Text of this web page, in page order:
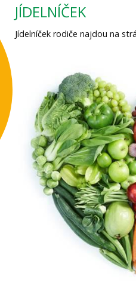
JÍDELNÍČEK
Jídelníček rodiče najdou na